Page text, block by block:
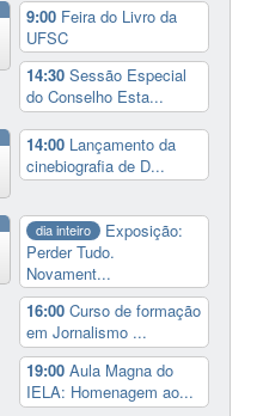
9:00 Feira do Livro da
UFSC
14:30Sessão Especial
do Conselho Esta...
14:00 Lançamento da
cinebiografia de D...
dia inteiro
Exposição:
Perder Tudo.
Novament...
16:00Curso de formação
em Jornalismo ...
19:00Aula Magna do
IELA: Homenagem ao...